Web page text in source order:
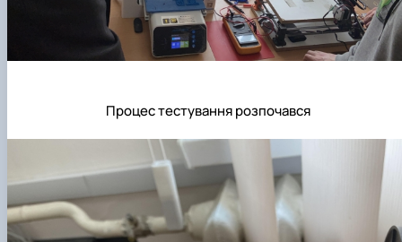
Процес тестування розпочався